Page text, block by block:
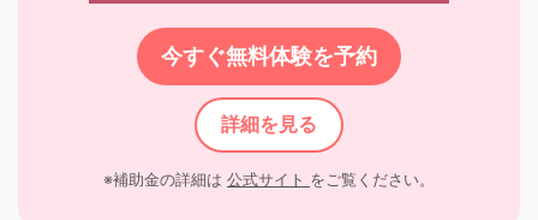
今すぐ無料体験を予約
詳細を見る
※補助金の詳細は 公式サイト をご覧ください。